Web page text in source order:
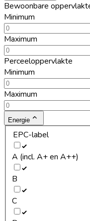
Bewoonbare
Minimum
Maximum
Perceeloppervlakte
Minimum
Maximum
Energie
EPC-label
A (incl. A+ en A++)
B
C